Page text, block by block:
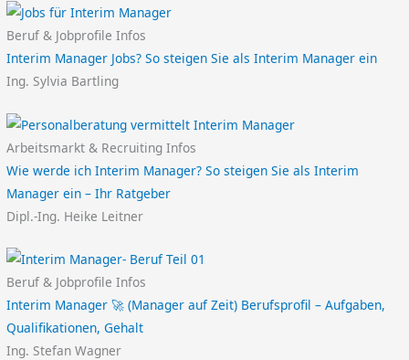
Beruf & Jobprofile Infos
Interim Manager Jobs? So steigen Sie als Interim Manager ein
Ing. Sylvia Bartling
Arbeitsmarkt & Recruiting Infos
Wie werde ich Interim Manager? So steigen Sie als Interim
Manager ein – Ihr Ratgeber
Dipl.-Ing. Heike Leitner
Beruf & Jobprofile Infos
Interim Manager 🚀 (Manager auf Zeit) Berufsprofil – Aufgaben,
Qualifikationen, Gehalt
Ing. Stefan Wagner